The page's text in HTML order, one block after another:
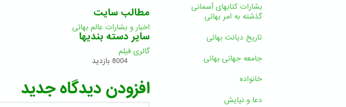
مطالب سایت
اخبار و بشارات عالم بهائى
سایر دسته بندیها
گالری فیلم
8004 بازدید
افزودن دیدگاه جدید
بشارات کتابهای آسمانی
گذشته به امر بهائی
تاریخ دیانت بهائی
جامعه جهانی بهائی
خانواده
دعا و نیایش